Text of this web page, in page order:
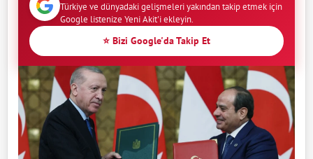
Türkiye ve dünyadaki gelişmeleri yakından takip etmek için
Google listenize Yeni Akit'i ekleyin.
⭐ Bizi Google'da Takip Et